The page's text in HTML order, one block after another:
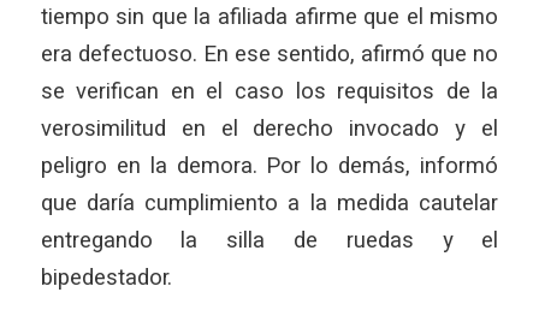
tiempo sin que la afiliada afirme que el mismo
era defectuoso. En ese sentido, afirmó que no
se verifican en el caso los requisitos de la
verosimilitud en el derecho invocado y el
peligro en la demora. Por lo demás, informó
que daría cumplimiento a la medida cautelar
entregando la silla de ruedas y el
bipedestador.